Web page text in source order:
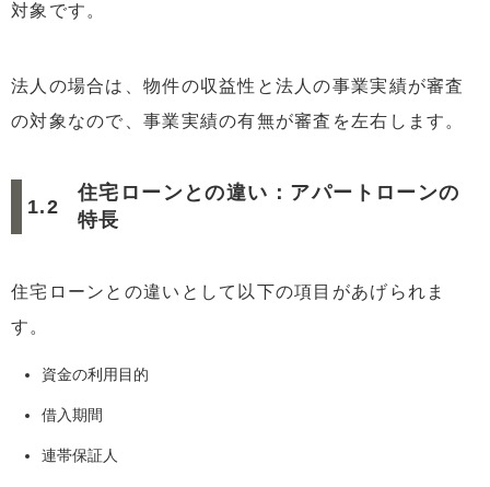
対象です。
法人の場合は、物件の収益性と法人の事業実績が審査
の対象なので、事業実績の有無が審査を左右します。
住宅ローンとの違い：アパートローンの
特長
住宅ローンとの違いとして以下の項目があげられま
す。
資金の利用目的
借入期間
連帯保証人